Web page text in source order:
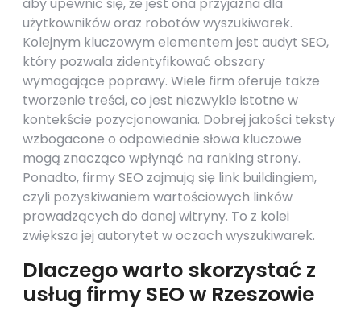
użytkowników oraz robotów wyszukiwarek.
Kolejnym kluczowym elementem jest audyt SEO,
który pozwala zidentyfikować obszary
wymagające poprawy. Wiele firm oferuje także
tworzenie treści, co jest niezwykle istotne w
kontekście pozycjonowania. Dobrej jakości teksty
wzbogacone o odpowiednie słowa kluczowe
mogą znacząco wpłynąć na ranking strony.
Ponadto, firmy SEO zajmują się link buildingiem,
czyli pozyskiwaniem wartościowych linków
prowadzących do danej witryny. To z kolei
zwiększa jej autorytet w oczach wyszukiwarek.
Dlaczego warto skorzystać z
usług firmy SEO w Rzeszowie